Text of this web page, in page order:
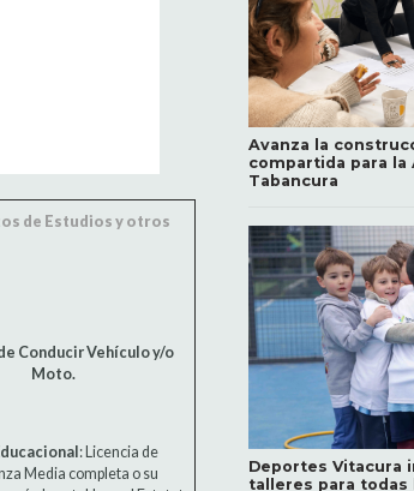
de Estudios y otros
Conducir Vehículo y/o
Moto.
: Licencia de
Media completa o su
Avanza la
compartida para la
Tabancura
Deportes Vitacura
talleres para todas